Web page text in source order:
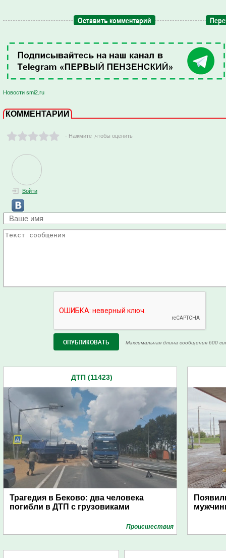
Оставить комментарий
Новости smi2.ru
КОММЕНТАРИИ
- Нажмите ,чтобы оценить
Войти
Максимальная длина сообщения 600
ДТП (11423)
Трагедия в Беково: два человека
погибли в ДТП с грузовиками
Проиcшествия